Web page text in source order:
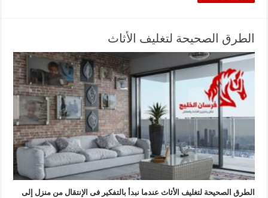
الطرق الصحيحة لتغليف الأثاث
الطرق الصحيحة لتغليف الأثاث عندما نبدأ بالتفكير فى الإنتقال من منزل إلى